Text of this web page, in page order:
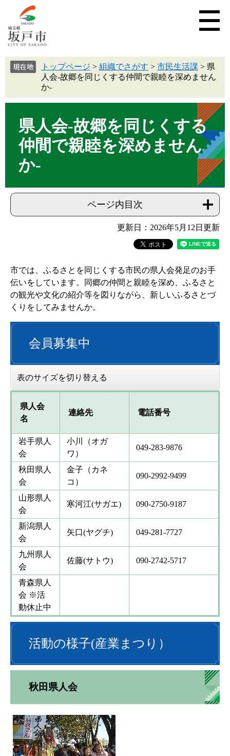
トップページ > 組織でさがす > 市民生活課 > 県
人会-故郷を同じくする仲間で親睦を深めません
か-
県人会-故郷を同じくする
仲間で親睦を深めません
か-
ページ内目次
更新日：2026年5月12日更新
市では、ふるさとを同じくする市民の県人会発足のお手
伝いをしています。同郷の仲間と親睦を深め、ふるさと
の観光や文化の紹介等を図りながら、新しいふるさとづ
くりをしてみませんか。
会員募集中
表のサイズを切り替える
県人会
名
連絡先 電話番号
岩手県人
会
小川（オガ
ワ）
049-283-9876
秋田県人
会
金子（カネ
コ）
090-2992-9499
山形県人
会
寒河江(サガエ) 090-2750-9187
新潟県人
会
矢口(ヤグチ) 049-281-7727
九州県人
会
佐藤(サトウ) 090-2742-5717
青森県人
会 ※活
動休止中
活動の様子(産業まつり）
秋田県人会